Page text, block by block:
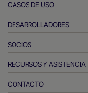
Pay-ins
Pay-outs
Pagos en tiempo real
Emisión
CASOS DE USO
Hostelería
Automóvil
DESARROLLADORES
Herramientas para
Documentos de referencia
aplicaciones (API)
Centro de documentación
SOCIOS
Hazte socio de Nuvei
Productos y soluciones de
RECURSOS Y ASISTENCIA
Atención al cliente
CONTACTO